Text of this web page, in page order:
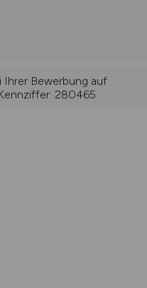
Ihrer Bewerbung auf
280465